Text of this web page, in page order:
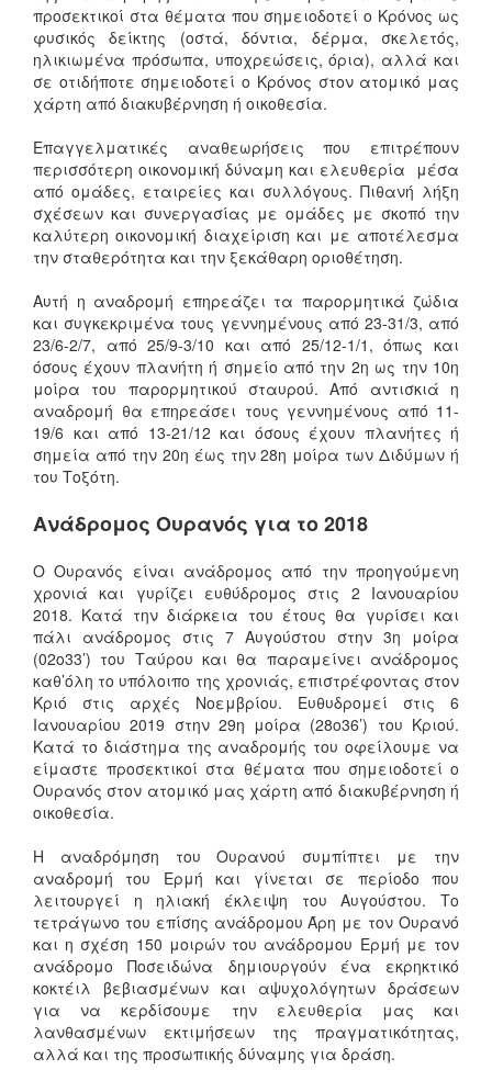
προσεκτικοί στα θέματα που σημειοδοτεί ο Κρόνος ως
φυσικός δείκτης (οστά, δόντια, δέρμα, σκελετός,
ηλικιωμένα πρόσωπα, υποχρεώσεις, όρια), αλλά και
σε οτιδήποτε σημειοδοτεί ο Κρόνος στον ατομικό μας
χάρτη από διακυβέρνηση ή οικοθεσία.
Επαγγελματικές αναθεωρήσεις που επιτρέπουν
περισσότερη οικονομική δύναμη και ελευθερία μέσα
από ομάδες, εταιρείες και συλλόγους. Πιθανή λήξη
σχέσεων και συνεργασίας με ομάδες με σκοπό την
καλύτερη οικονομική διαχείριση και με αποτέλεσμα
την σταθερότητα και την ξεκάθαρη οριοθέτηση.
Αυτή η αναδρομή επηρεάζει τα παρορμητικά ζώδια
και συγκεκριμένα τους γεννημένους από 23-31/3, από
23/6-2/7, από 25/9-3/10 και από 25/12-1/1, όπως και
όσους έχουν πλανήτη ή σημείο από την 2η ως την 10η
μοίρα του παρορμητικού σταυρού. Από αντισκιά η
αναδρομή θα επηρεάσει τους γεννημένους από 11-
19/6 και από 13-21/12 και όσους έχουν πλανήτες ή
σημεία από την 20η έως την 28η μοίρα των Διδύμων ή
του Τοξότη.
Ανάδρομος Ουρανός για το 2018
Ο Ουρανός είναι ανάδρομος από την προηγούμενη
χρονιά και γυρίζει ευθύδρομος στις 2 Ιανουαρίου
2018. Κατά την διάρκεια του έτους θα γυρίσει και
πάλι ανάδρομος στις 7 Αυγούστου στην 3η μοίρα
(02ο33’) του Ταύρου και θα παραμείνει ανάδρομος
καθ’όλη το υπόλοιπο της χρονιάς, επιστρέφοντας στον
Κριό στις αρχές Νοεμβρίου. Ευθυδρομεί στις 6
Ιανουαρίου 2019 στην 29η μοίρα (28ο36’) του Κριού.
Κατά το διάστημα της αναδρομής του οφείλουμε να
είμαστε προσεκτικοί στα θέματα που σημειοδοτεί ο
Ουρανός στον ατομικό μας χάρτη από διακυβέρνηση ή
οικοθεσία.
Η αναδρόμηση του Ουρανού συμπίπτει με την
αναδρομή του Ερμή και γίνεται σε περίοδο που
λειτουργεί η ηλιακή έκλειψη του Αυγούστου. Το
τετράγωνο του επίσης ανάδρομου Άρη με τον Ουρανό
και η σχέση 150 μοιρών του ανάδρομου Ερμή με τον
ανάδρομο Ποσειδώνα δημιουργούν ένα εκρηκτικό
κοκτέιλ βεβιασμένων και αψυχολόγητων δράσεων
για να κερδίσουμε την ελευθερία μας και
λανθασμένων εκτιμήσεων της πραγματικότητας,
αλλά και της προσωπικής δύναμης για δράση.